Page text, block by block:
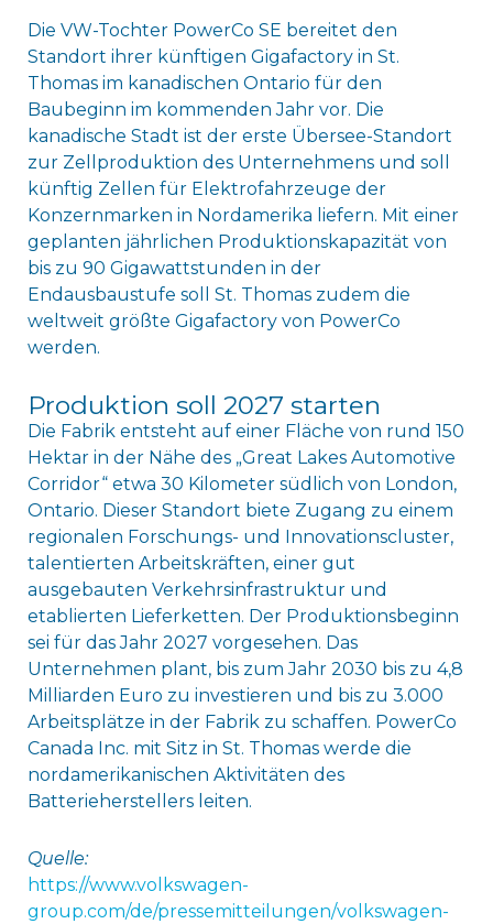
Die VW-Tochter PowerCo SE bereitet den
Standort ihrer künftigen Gigafactory in St.
Thomas im kanadischen Ontario für den
Baubeginn im kommenden Jahr vor. Die
kanadische Stadt ist der erste Übersee-Standort
zur Zellproduktion des Unternehmens und soll
künftig Zellen für Elektrofahrzeuge der
Konzernmarken in Nordamerika liefern. Mit einer
geplanten jährlichen Produktionskapazität von
bis zu 90 Gigawattstunden in der
Endausbaustufe soll St. Thomas zudem die
weltweit größte Gigafactory von PowerCo
werden.
Produktion soll 2027 starten
Die Fabrik entsteht auf einer Fläche von rund 150
Hektar in der Nähe des „Great Lakes Automotive
Corridor“ etwa 30 Kilometer südlich von London,
Ontario. Dieser Standort biete Zugang zu einem
regionalen Forschungs- und Innovationscluster,
talentierten Arbeitskräften, einer gut
ausgebauten Verkehrsinfrastruktur und
etablierten Lieferketten. Der Produktionsbeginn
sei für das Jahr 2027 vorgesehen. Das
Unternehmen plant, bis zum Jahr 2030 bis zu 4,8
Milliarden Euro zu investieren und bis zu 3.000
Arbeitsplätze in der Fabrik zu schaffen. PowerCo
Canada Inc. mit Sitz in St. Thomas werde die
nordamerikanischen Aktivitäten des
Batterieherstellers leiten.
Quelle:
https://www.volkswagen-
group.com/de/pressemitteilungen/volkswagen-